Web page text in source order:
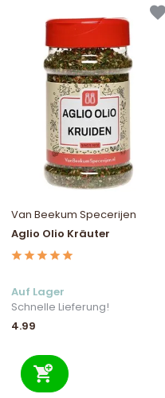
Van Beekum Specerijen
Aglio Olio Kräuter
Auf Lager
Schnelle Lieferung!
4.99